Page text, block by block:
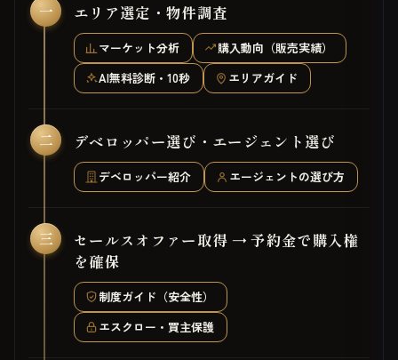
一 エリア選定・物件調査
マーケット分析
購入動向（販売実績）
AI無料診断・10秒
エリアガイド
二 デベロッパー選び・エージェント選び
デベロッパー紹介 エージェントの選び方
三
セールスオファー取得 → 予約金で購入権
を確保
制度ガイド（安全性）
エスクロー・買主保護